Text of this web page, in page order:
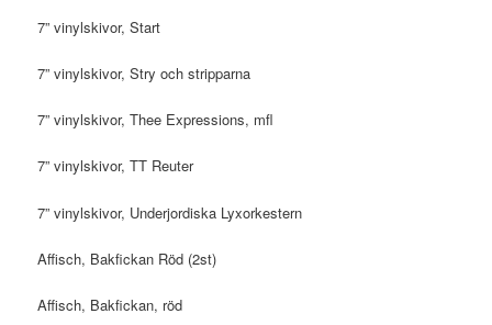
7” vinylskivor, Start
7” vinylskivor, Stry och stripparna
7” vinylskivor, Thee Expressions, mfl
7” vinylskivor, TT Reuter
7” vinylskivor, Underjordiska Lyxorkestern
Affisch, Bakfickan Röd (2st)
Affisch, Bakfickan, röd